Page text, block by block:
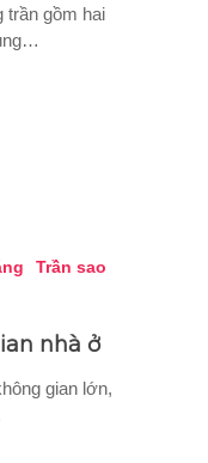
trần gồm hai
Trần sao
nhà ở
gian lớn,